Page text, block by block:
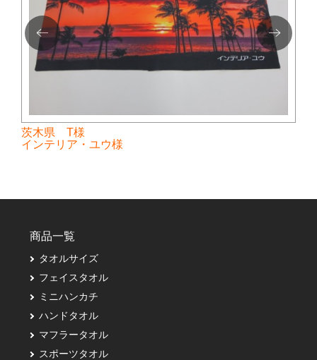
茨木県 T様
インテリア・ユウ様
商品一覧
タオルサイズ
フェイスタオル
ミニハンカチ
ハンドタオル
マフラータオル
スポーツタオル